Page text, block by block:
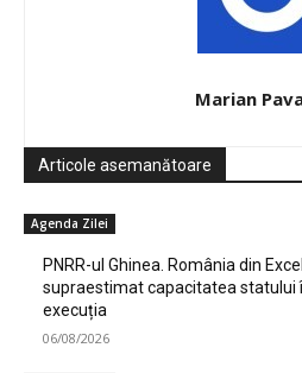
Marian
Articole asemanătoare
Agenda Zilei
PNRR-ul Ghinea. România din
supraestimat capacitatea statului
execuția
06/08/2026